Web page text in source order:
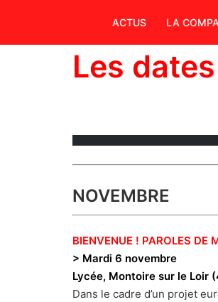
contenu
ACTUS LA
Les
NOVEMBRE
BIENVENUE ! PAROLES DE
> Mardi 6 novembre
Lycée, Montoire sur le Loir
Dans le cadre d’un projet